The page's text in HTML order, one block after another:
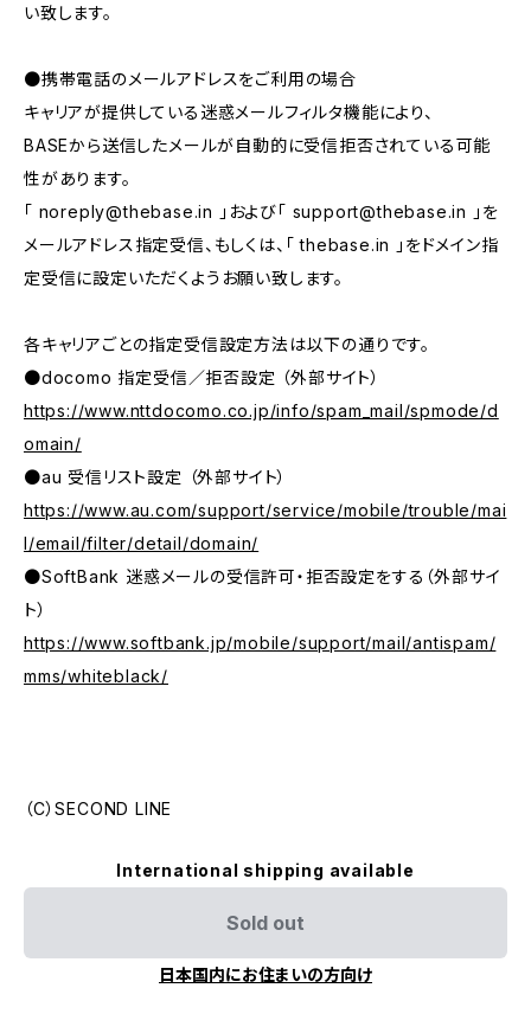
い致します。
●携帯電話のメールアドレスをご利用の場合
キャリアが提供している迷惑メールフィルタ機能により、
BASEから送信したメールが自動的に受信拒否されている可能
性があります。
「 noreply@thebase.in 」および「 support@thebase.in
」を
メールアドレス指定受信、もしくは、「 thebase.in 」をドメイン指
定受信に設定いただくようお願い致します。
各キャリアごとの指定受信設定方法は以下の通りです。
●docomo 指定受信／拒否設定 （外部サイト）
https://www.nttdocomo.co.jp/info/spam_mail/spmode/d
omain/
●au 受信リスト設定 （外部サイト）
https://www.au.com/support/service/mobile/trouble/mai
l/email/filter/detail/domain/
●SoftBank 迷惑メールの受信許可・拒否設定をする（外部サイ
ト）
https://www.softbank.jp/mobile/support/mail/antispam/
mms/whiteblack/
（C）SECOND LINE
International shipping available
Sold out
日本国内にお住まいの方向け